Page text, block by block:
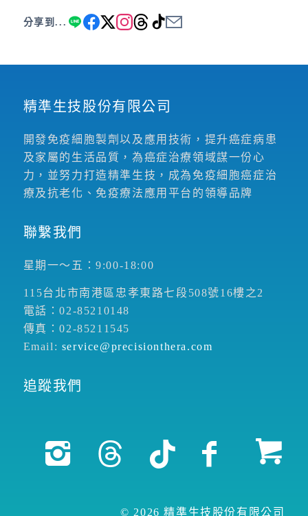
分享到...
精準生技股份有限公司
開發免疫細胞製劑以及應用技術，提升癌症病患
及家屬的生活品質，為癌症治療領域謀一份心
力，並努力打造精準生技，成為免疫細胞癌症治
療及抗老化、免疫療法應用平台的領導品牌
聯繫我們
星期一～五：9:00-18:00
115台北市南港區忠孝東路七段508號16樓之2
電話：02-85210148
傳真：02-85211545
Email: service@precisionthera.com
追蹤我們
© 2026 精準生技股份有限公司